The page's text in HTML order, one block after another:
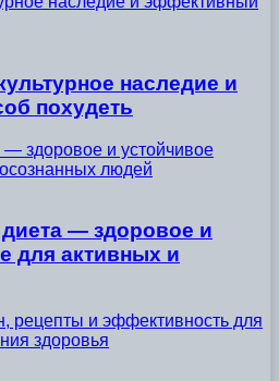
наследие и
похудеть
— здоровое и устойчивое
людей
— здоровое и
для активных и
рецепты и эффективность для
здоровья